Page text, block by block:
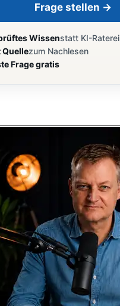
Frage stellen →
Wissenstatt KI-Raterei
Quellezum Nachlesen
Frage gratis